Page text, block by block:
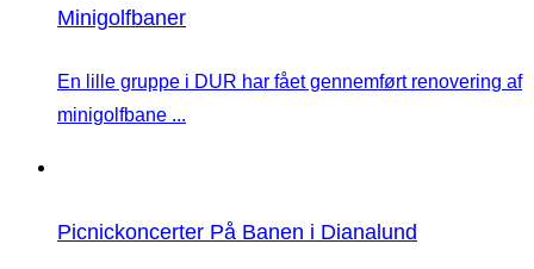
Minigolfbaner
En lille gruppe i DUR har fået gennemført renovering af
minigolfbane ...
Picnickoncerter På Banen i Dianalund